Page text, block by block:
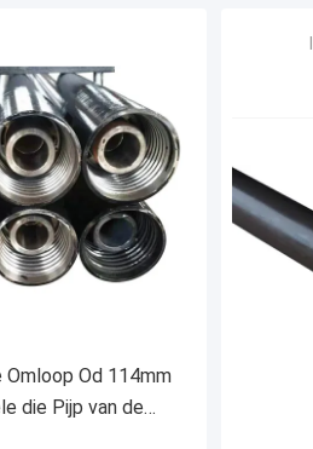
Omloop Od 114mm
die Pijp van de